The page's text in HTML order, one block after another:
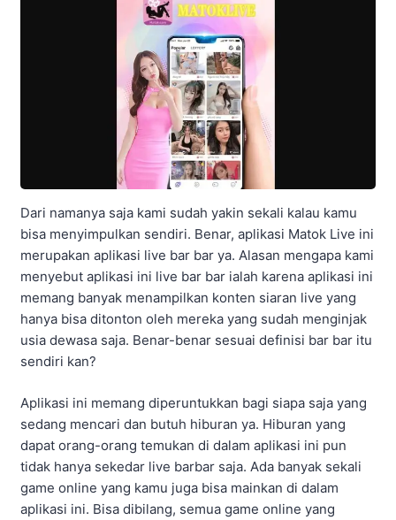
Dari namanya saja kami sudah yakin sekali kalau kamu
bisa menyimpulkan sendiri. Benar, aplikasi Matok Live ini
merupakan aplikasi live bar bar ya. Alasan mengapa kami
menyebut aplikasi ini live bar bar ialah karena aplikasi ini
memang banyak menampilkan konten siaran live yang
hanya bisa ditonton oleh mereka yang sudah menginjak
usia dewasa saja. Benar-benar sesuai definisi bar bar itu
sendiri kan?
Aplikasi ini memang diperuntukkan bagi siapa saja yang
sedang mencari dan butuh hiburan ya. Hiburan yang
dapat orang-orang temukan di dalam aplikasi ini pun
tidak hanya sekedar live barbar saja. Ada banyak sekali
game online yang kamu juga bisa mainkan di dalam
aplikasi ini. Bisa dibilang, semua game online yang